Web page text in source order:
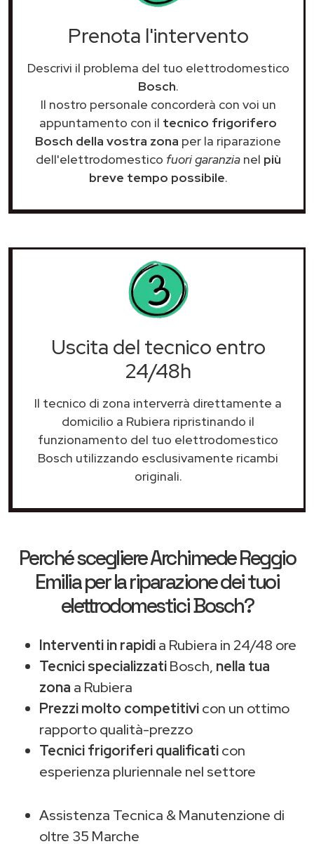
Prenota l'intervento
Descrivi il problema del tuo elettrodomestico
Bosch.
Il nostro personale concorderà con voi un
appuntamento con il tecnico frigorifero
Bosch della vostra zona per la riparazione
dell'elettrodomestico fuori garanzianel più
breve tempo possibile.
Uscita del tecnico entro
24/48h
Il tecnico di zona interverrà direttamente a
domicilio a Rubiera ripristinando il
funzionamento del tuo elettrodomestico
Bosch utilizzando esclusivamente ricambi
originali.
Perché scegliereArchimede Reggio
Emiliaper la riparazione dei tuoi
elettrodomestici Bosch?
Interventi in rapidia Rubiera in 24/48 ore
Tecnici specializzatiBosch, nella tua
zona a Rubiera
Prezzi molto competitivicon un ottimo
rapporto qualità-prezzo
Tecnici frigoriferi qualificaticon
esperienza pluriennale nel settore
Assistenza Tecnica & Manutenzione di
oltre 35 Marche